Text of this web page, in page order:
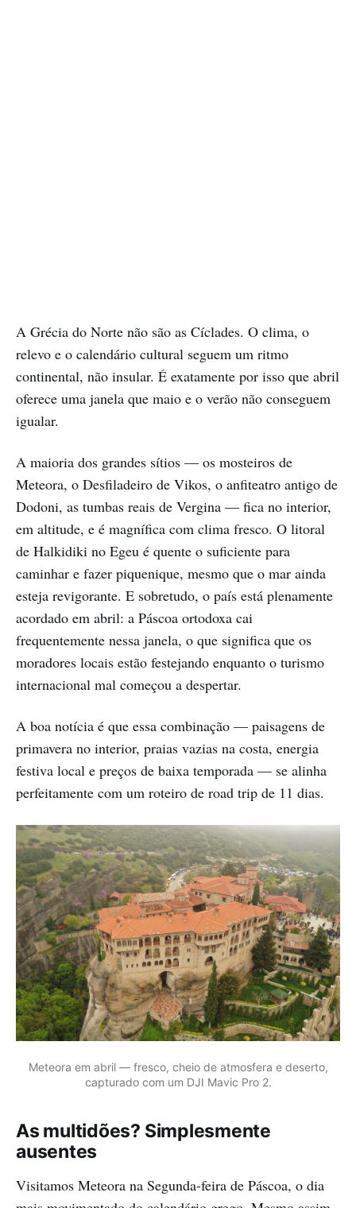
A Grécia do Norte não são as Cíclades. O clima, o
relevo e o calendário cultural seguem um ritmo
continental, não insular. É exatamente por isso que abril
oferece uma janela que maio e o verão não conseguem
igualar.
A maioria dos grandes sítios — os mosteiros de
Meteora, o Desfiladeiro de Vikos, o anfiteatro antigo de
Dodoni, as tumbas reais de Vergina — fica no interior,
em altitude, e é magnífica com clima fresco. O litoral
de Halkidiki no Egeu é quente o suficiente para
caminhar e fazer piquenique, mesmo que o mar ainda
esteja revigorante. E sobretudo, o país está plenamente
acordado em abril: a Páscoa ortodoxa cai
frequentemente nessa janela, o que significa que os
moradores locais estão festejando enquanto o turismo
internacional mal começou a despertar.
A boa notícia é que essa combinação — paisagens de
primavera no interior, praias vazias na costa, energia
festiva local e preços de baixa temporada — se alinha
perfeitamente com um roteiro de road trip de 11 dias.
Meteora em abril — fresco, cheio de atmosfera e deserto,
capturado com um DJI Mavic Pro 2.
As multidões? Simplesmente
ausentes
Visitamos Meteora na Segunda-feira de Páscoa, o dia